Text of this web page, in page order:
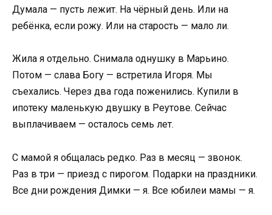
Думала — пусть лежит. На чёрный день. Или на
ребёнка, если рожу. Или на старость — мало ли.
Жила я отдельно. Снимала однушку в Марьино.
Потом — слава Богу — встретила Игоря. Мы
съехались. Через два года поженились. Купили в
ипотеку маленькую двушку в Реутове. Сейчас
выплачиваем — осталось семь лет.
С мамой я общалась редко. Раз в месяц — звонок.
Раз в три — приезд с пирогом. Подарки на праздники.
Все дни рождения Димки — я. Все юбилеи мамы — я.